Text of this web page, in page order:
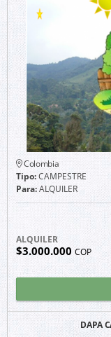
Colombia
Tipo:CAMPESTRE
Para:ALQUILER
ALQUILER
$3.000.000 COP
DAPA